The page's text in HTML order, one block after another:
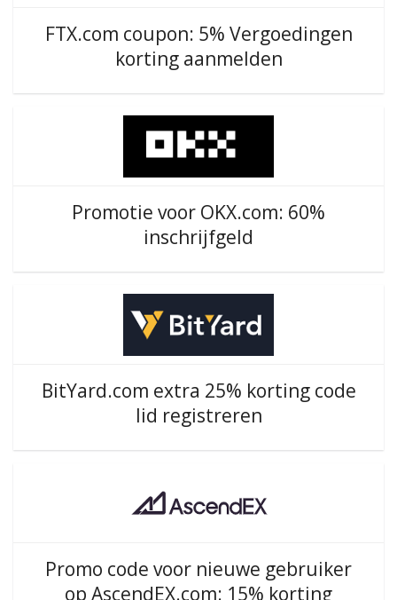
FTX.com coupon: 5% Vergoedingen
korting aanmelden
Promotie voor OKX.com: 60%
inschrijfgeld
BitYard.com extra 25% korting code
lid registreren
Promo code voor nieuwe gebruiker
op AscendEX.com: 15% korting